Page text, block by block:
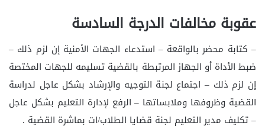
عقوبة مخالفات الدرجة السادسة
– كتابة محضر بالواقعة – استدعاء الجهات الأمنية إن لزم ذلك –
ضبط الأداة أو الجهاز المرتبطة بالقضية تسليمه للجهات المختصة
إن لزم ذلك – اجتماع لجنة التوجيه والإرشاد بشكل عاجل لدراسة
القضية وظروفها وملابساتها – الرفع لإدارة التعليم بشكل عاجل
– تكليف مدير التعليم لجنة قضايا الطلاب/ات بماشرة القضية .